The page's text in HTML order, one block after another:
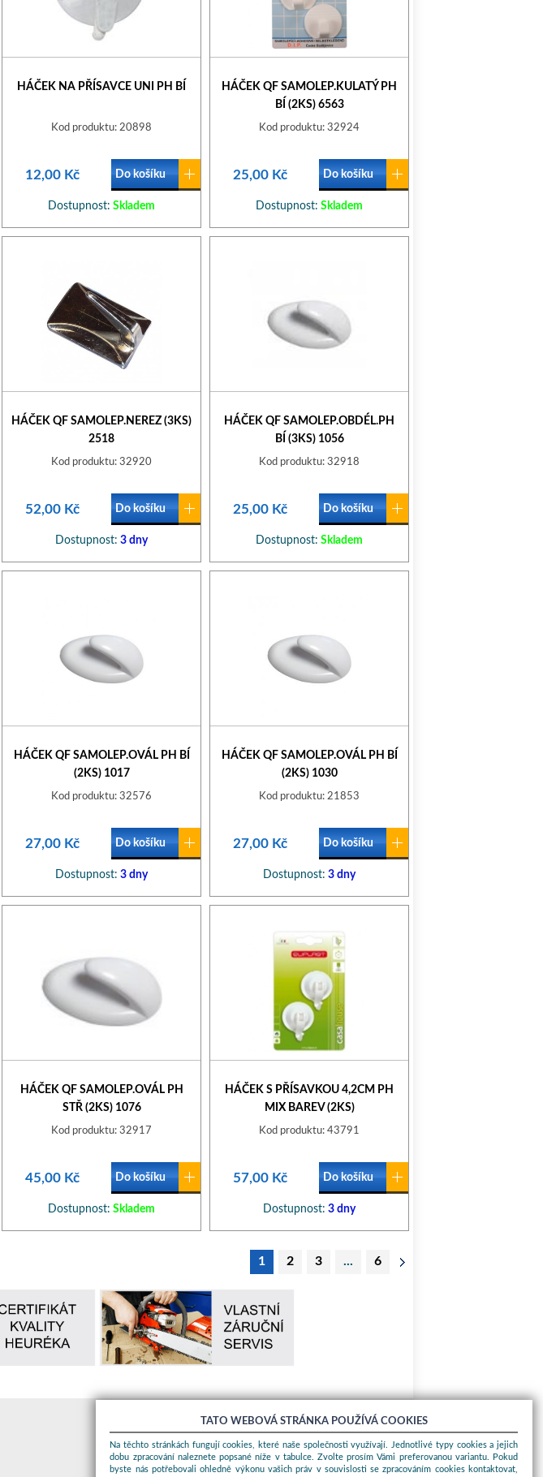
HÁČEK NA PŘÍSAVCE UNI PH BÍ
Kod produktu: 20898
12,00 Kč Do košíku
Dostupnost: Skladem
HÁČEK QF SAMOLEP.KULATÝ PH
BÍ (2KS) 6563
Kod produktu: 32924
25,00 Kč Do košíku
Dostupnost: Skladem
HÁČEK QF SAMOLEP.NEREZ (3KS)
2518
Kod produktu: 32920
52,00 Kč Do košíku
Dostupnost: 3 dny
HÁČEK QF SAMOLEP.OBDÉL.PH
BÍ (3KS) 1056
Kod produktu: 32918
25,00 Kč Do košíku
Dostupnost: Skladem
HÁČEK QF SAMOLEP.OVÁL PH BÍ
(2KS) 1017
Kod produktu: 32576
27,00 Kč Do košíku
Dostupnost: 3 dny
HÁČEK QF SAMOLEP.OVÁL PH BÍ
(2KS) 1030
Kod produktu: 21853
27,00 Kč Do košíku
Dostupnost: 3 dny
HÁČEK QF SAMOLEP.OVÁL PH
STŘ (2KS) 1076
Kod produktu: 32917
45,00 Kč Do košíku
Dostupnost: Skladem
HÁČEK S PŘÍSAVKOU 4,2CM PH
MIX BAREV (2KS)
Kod produktu: 43791
57,00 Kč Do košíku
Dostupnost: 3 dny
1 2 3 ... 6
O nákupu
Obchodní podmínky
TATO WEBOVÁ STRÁNKA POUŽÍVÁ COOKIES
Na těchto stránkách fungují cookies, které naše společnosti využívají. Jednotlivé typy cookies a jejich
dobu zpracování naleznete popsané níže v tabulce. Zvolte prosím Vámi preferovanou variantu. Pokud
byste nás potřebovali ohledně výkonu vašich práv v souvislosti se zpracováním cookies kontaktovat,